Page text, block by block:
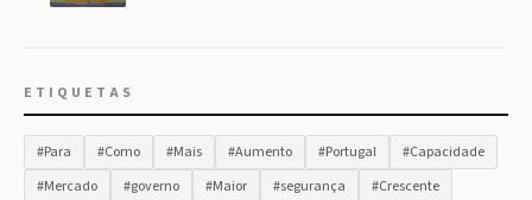
ETIQUETAS
#Para #Como #Mais #Aumento #Portugal
#Capacidade
#Mercado
#governo #Maior #segurança
#Crescente